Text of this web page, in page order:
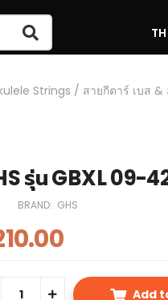
TH
Strings / สายกีตาร์ เบส &
รุ่น GBXL 09-
BRAND: GHS
Add